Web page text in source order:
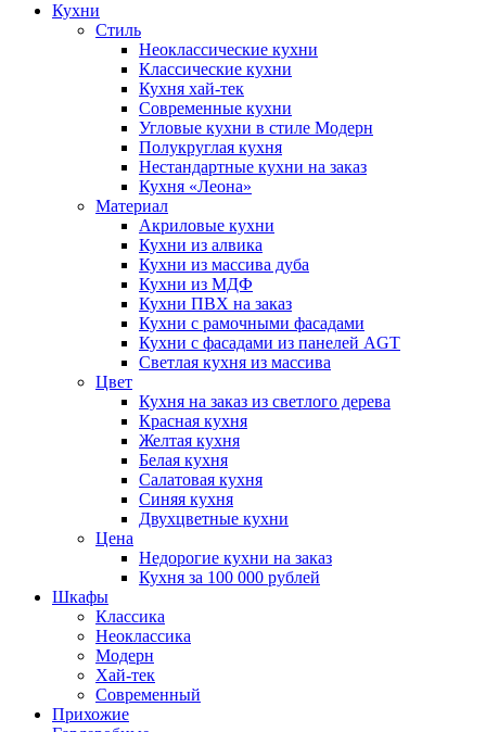
Кухни
Стиль
Неоклассические кухни
Классические кухни
Кухня хай-тек
Современные кухни
Угловые кухни в стиле Модерн
Полукруглая кухня
Нестандартные кухни на заказ
Кухня «Леона»
Материал
Акриловые кухни
Кухни из алвика
Кухни из массива дуба
Кухни из МДФ
Кухни ПВХ на заказ
Кухни с рамочными фасадами
Кухни с фасадами из панелей AGT
Светлая кухня из массива
Цвет
Кухня на заказ из светлого дерева
Красная кухня
Желтая кухня
Белая кухня
Салатовая кухня
Синяя кухня
Двухцветные кухни
Цена
Недорогие кухни на заказ
Кухня за 100 000 рублей
Шкафы
Классика
Неоклассика
Модерн
Хай-тек
Современный
Прихожие